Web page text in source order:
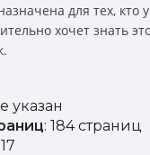
для тех, кто
хочет знать
указан
: 184 страниц